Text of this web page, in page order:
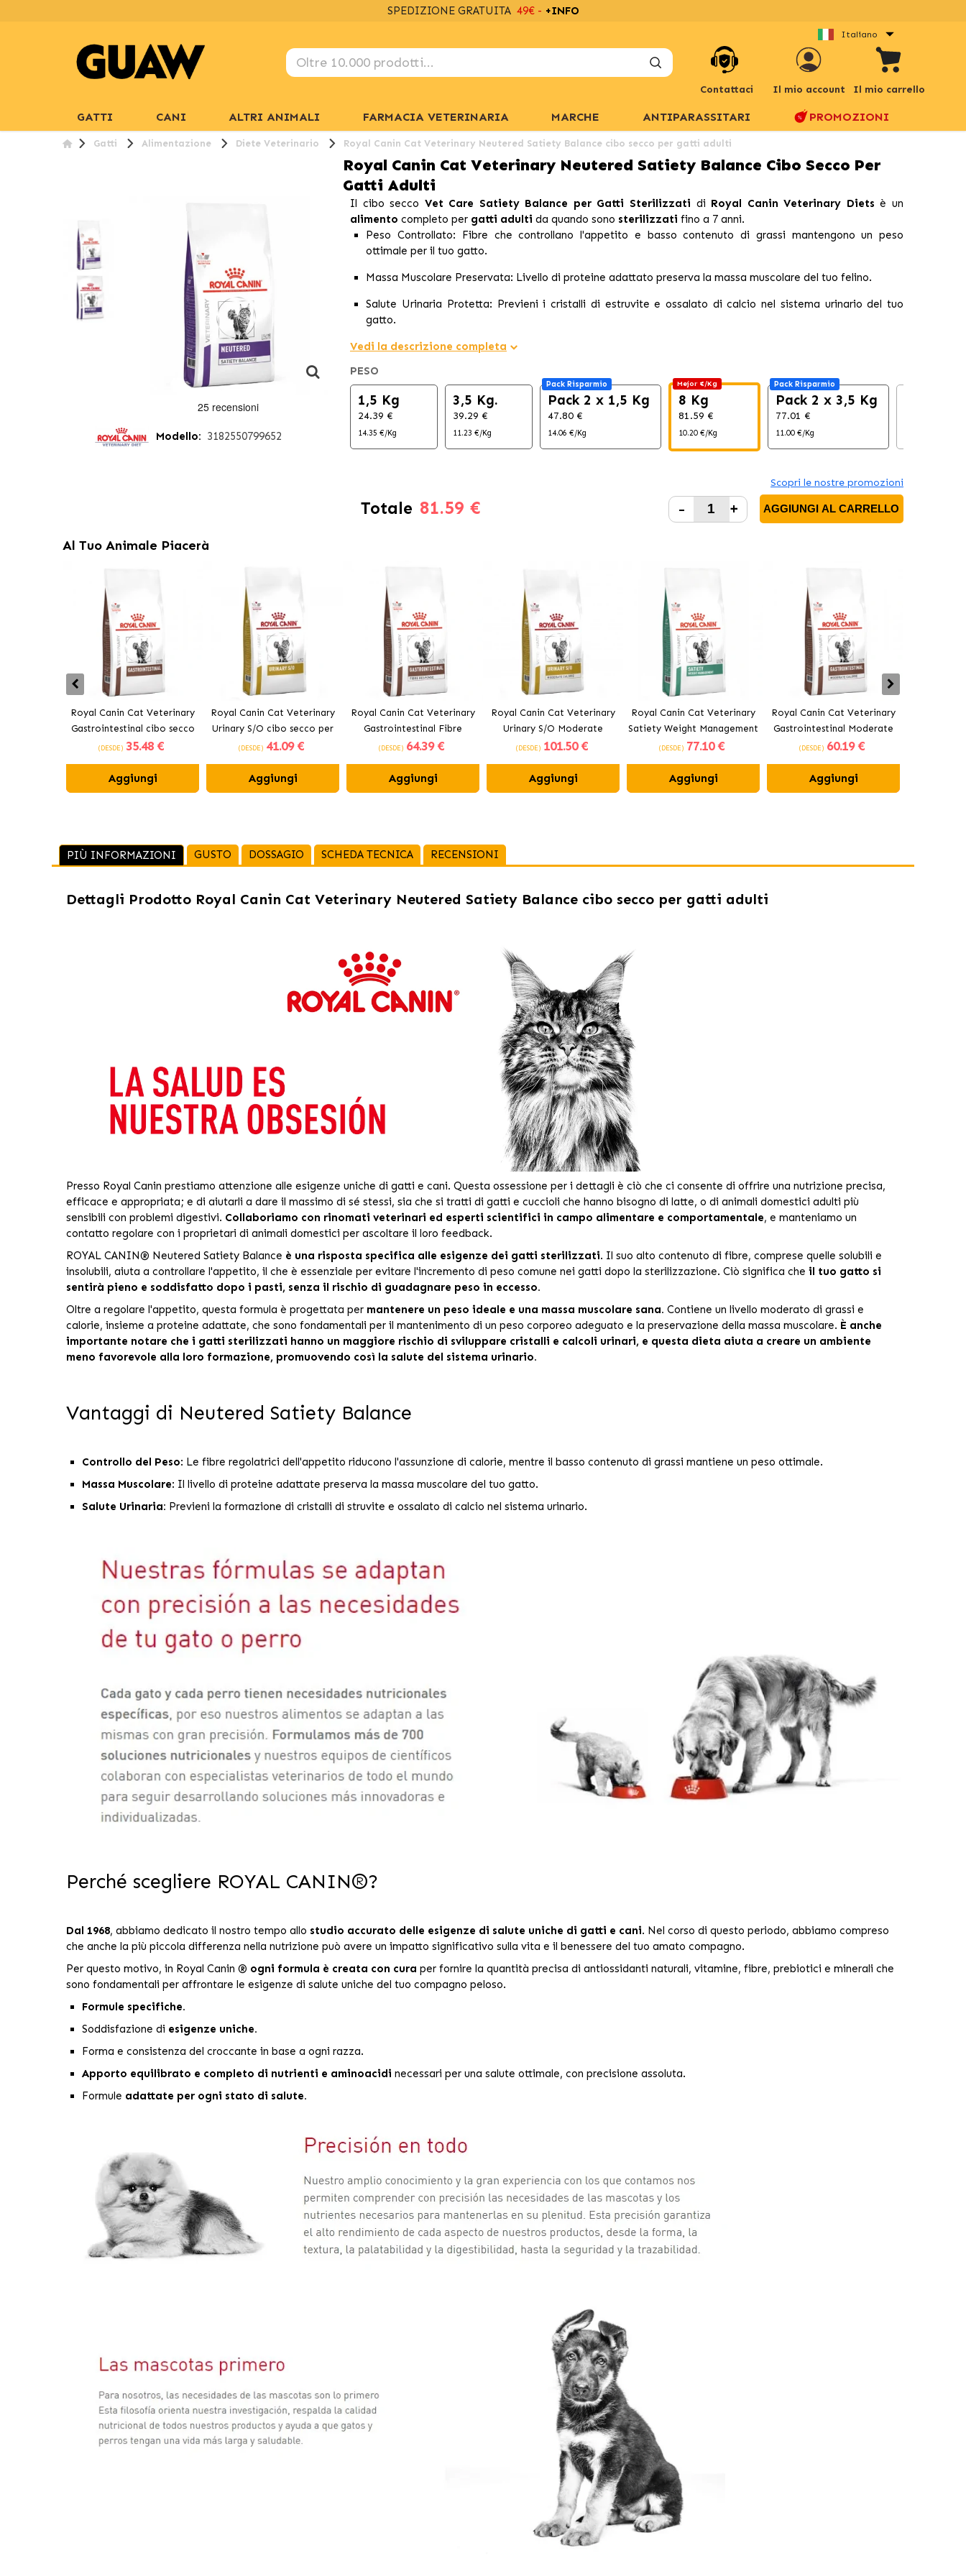
SPEDIZIONE GRATUITA 49€ - +INFO
Italiano
Contattaci Il mio account Il mio carrello
GATTI CANI ALTRI ANIMALI FARMACIA VETERINARIA MARCHE ANTIPARASSITARI PROMOZIONI
Gatti Alimentazione Diete Veterinario Royal Canin Cat Veterinary Neutered Satiety Balance cibo secco per gatti adulti
Royal Canin Cat Veterinary Neutered Satiety Balance Cibo Secco Per
Gatti Adulti
Modello: 3182550799652
Il cibo secco Vet Care Satiety Balance per Gatti Sterilizzati di Royal Canin Veterinary Diets è un
alimento completo per gatti adulti da quando sono sterilizzati fino a 7 anni.
Peso Controllato: Fibre che controllano l'appetito e basso contenuto di grassi mantengono un peso
ottimale per il tuo gatto.
Massa Muscolare Preservata: Livello di proteine adattato preserva la massa muscolare del tuo felino.
Salute Urinaria Protetta: Previeni i cristalli di estruvite e ossalato di calcio nel sistema urinario del tuo
gatto.
Vedi la descrizione completa
PESO
1,5 Kg
24.39 €
14.35 €/Kg
3,5 Kg.
39.29 €
11.23 €/Kg
Pack Risparmio
Pack 2 x 1,5 Kg
47.80 €
14.06 €/Kg
Mejor €/Kg
8 Kg
81.59 €
10.20 €/Kg
Pack Risparmio
Pack 2 x 3,5 Kg
77.01 €
11.00 €/Kg
Scopri le nostre promozioni
Totale 81.59 € - + AGGIUNGI AL CARRELLO
Al Tuo Animale Piacerà
Royal Canin Cat Veterinary
Gastrointestinal cibo secco
per gatti adulti
(DESDE) 35.48 €
Aggiungi
Royal Canin Cat Veterinary
Urinary S/O cibo secco per
gatti adulti
(DESDE) 41.09 €
Aggiungi
Royal Canin Cat Veterinary
Gastrointestinal Fibre
Response cibo secco per
(DESDE) 64.39 €
Aggiungi
Royal Canin Cat Veterinary
Urinary S/O Moderate
Calorie cibo secco per gatti
(DESDE) 101.50 €
Aggiungi
Royal Canin Cat Veterinary
Satiety Weight Management
cibo secco per gatti adulti
(DESDE) 77.10 €
Aggiungi
Royal Canin Cat Veterinary
Gastrointestinal Moderate
Calorie alimenti per gatti
(DESDE) 60.19 €
Aggiungi
PIÙ INFORMAZIONI GUSTO DOSSAGIO SCHEDA TECNICA RECENSIONI
Dettagli Prodotto Royal Canin Cat Veterinary Neutered Satiety Balance cibo secco per gatti adulti
Presso Royal Canin prestiamo attenzione alle esigenze uniche di gatti e cani. Questa ossessione per i dettagli è ciò che ci consente di offrire una nutrizione precisa,
efficace e appropriata; e di aiutarli a dare il massimo di sé stessi, sia che si tratti di gatti e cuccioli che hanno bisogno di latte, o di animali domestici adulti più
sensibili con problemi digestivi. Collaboriamo con rinomati veterinari ed esperti scientifici in campo alimentare e comportamentale, e manteniamo un
contatto regolare con i proprietari di animali domestici per ascoltare il loro feedback.
ROYAL CANIN® Neutered Satiety Balance è una risposta specifica alle esigenze dei gatti sterilizzati. Il suo alto contenuto di fibre, comprese quelle solubili e
insolubili, aiuta a controllare l'appetito, il che è essenziale per evitare l'incremento di peso comune nei gatti dopo la sterilizzazione. Ciò significa che il tuo gatto si
sentirà pieno e soddisfatto dopo i pasti, senza il rischio di guadagnare peso in eccesso.
Oltre a regolare l'appetito, questa formula è progettata per mantenere un peso ideale e una massa muscolare sana. Contiene un livello moderato di grassi e
calorie, insieme a proteine adattate, che sono fondamentali per il mantenimento di un peso corporeo adeguato e la preservazione della massa muscolare. È anche
importante notare che i gatti sterilizzati hanno un maggiore rischio di sviluppare cristalli e calcoli urinari, e questa dieta aiuta a creare un ambiente
meno favorevole alla loro formazione, promuovendo così la salute del sistema urinario.
Vantaggi di Neutered Satiety Balance
Controllo del Peso: Le fibre regolatrici dell'appetito riducono l'assunzione di calorie, mentre il basso contenuto di grassi mantiene un peso ottimale.
Massa Muscolare: Il livello di proteine adattate preserva la massa muscolare del tuo gatto.
Salute Urinaria: Previeni la formazione di cristalli di struvite e ossalato di calcio nel sistema urinario.
Perché scegliere ROYAL CANIN®?
Dal 1968, abbiamo dedicato il nostro tempo allo studio accurato delle esigenze di salute uniche di gatti e cani. Nel corso di questo periodo, abbiamo compreso
che anche la più piccola differenza nella nutrizione può avere un impatto significativo sulla vita e il benessere del tuo amato compagno.
Per questo motivo, in Royal Canin ® ogni formula è creata con cura per fornire la quantità precisa di antiossidanti naturali, vitamine, fibre, prebiotici e minerali che
sono fondamentali per affrontare le esigenze di salute uniche del tuo compagno peloso.
Formule specifiche.
Soddisfazione di esigenze uniche.
Forma e consistenza del croccante in base a ogni razza.
Apporto equilibrato e completo di nutrienti e aminoacidi necessari per una salute ottimale, con precisione assoluta.
Formule adattate per ogni stato di salute.